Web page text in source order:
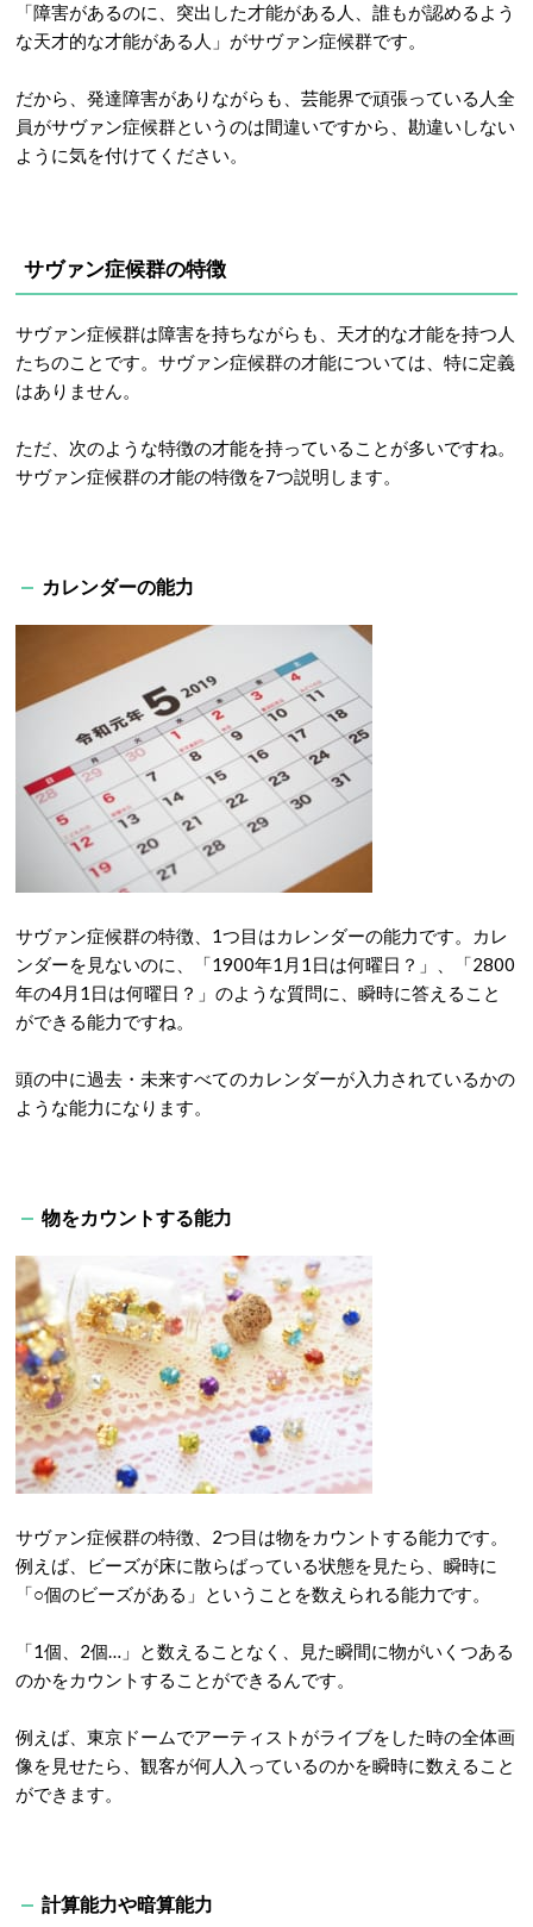
「障害があるのに、突出した才能がある人、誰もが認めるよう
な天才的な才能がある人」がサヴァン症候群です。
だから、発達障害がありながらも、芸能界で頑張っている人全
員がサヴァン症候群というのは間違いですから、勘違いしない
ように気を付けてください。
サヴァン症候群の特徴
サヴァン症候群は障害を持ちながらも、天才的な才能を持つ人
たちのことです。サヴァン症候群の才能については、特に定義
はありません。
ただ、次のような特徴の才能を持っていることが多いですね。
サヴァン症候群の才能の特徴を7つ説明します。
カレンダーの能力
サヴァン症候群の特徴、1つ目はカレンダーの能力です。カレ
ンダーを見ないのに、「1900年1月1日は何曜日？」、「2800
年の4月1日は何曜日？」のような質問に、瞬時に答えること
ができる能力ですね。
頭の中に過去・未来すべてのカレンダーが入力されているかの
ような能力になります。
物をカウントする能力
サヴァン症候群の特徴、2つ目は物をカウントする能力です。
例えば、ビーズが床に散らばっている状態を見たら、瞬時に
「○個のビーズがある」ということを数えられる能力です。
「1個、2個…」と数えることなく、見た瞬間に物がいくつある
のかをカウントすることができるんです。
例えば、東京ドームでアーティストがライブをした時の全体画
像を見せたら、観客が何人入っているのかを瞬時に数えること
ができます。
計算能力や暗算能力